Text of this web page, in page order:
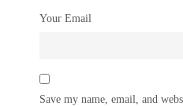
Your Email
Save my name, email, and